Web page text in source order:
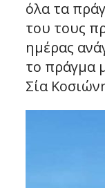
όλα τα
του τους
ημέρας
το πράγμα
Σία